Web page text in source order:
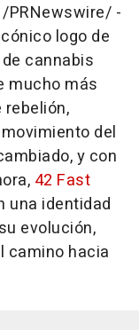
/PRNewswire/ -
logo de
cannabis
mucho más
rebelión,
del
y con
42 Fast
una identidad
evolución,
camino hacia